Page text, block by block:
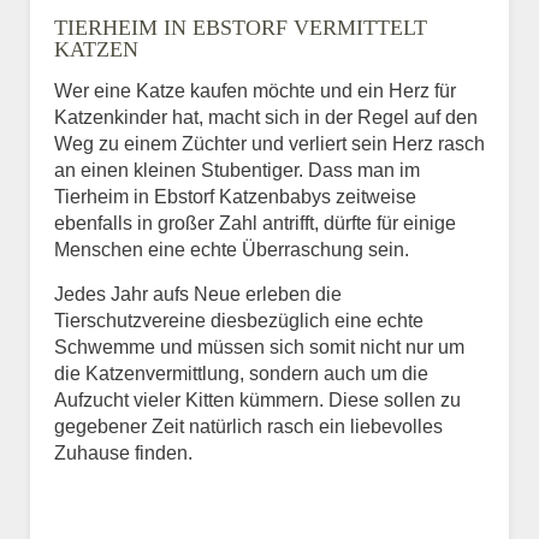
BILD HOCHLADEN
Vermisst seit
Ort des Verschwindens
TIERHEIM IN EBSTORF VERMITTELT
KATZEN
Wer eine Katze kaufen möchte und ein Herz für
Katzenkinder hat, macht sich in der Regel auf den
Weg zu einem Züchter und verliert sein Herz rasch
an einen kleinen Stubentiger. Dass man im
Tierheim in Ebstorf Katzenbabys zeitweise
ebenfalls in großer Zahl antrifft, dürfte für einige
Menschen eine echte Überraschung sein.
Jedes Jahr aufs Neue erleben die
Tierschutzvereine diesbezüglich eine echte
Schwemme und müssen sich somit nicht nur um
die Katzenvermittlung, sondern auch um die
Aufzucht vieler Kitten kümmern. Diese sollen zu
gegebener Zeit natürlich rasch ein liebevolles
Zuhause finden.